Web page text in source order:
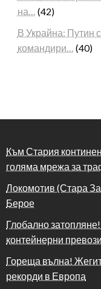
на… (42)
В Украйна: Путин
командири… (40)
Към Стария
голяма мрежа за
Локомотив (Стара
Берое
Глобално
контейнерни
Гореща вълна!
рекорди в Европа